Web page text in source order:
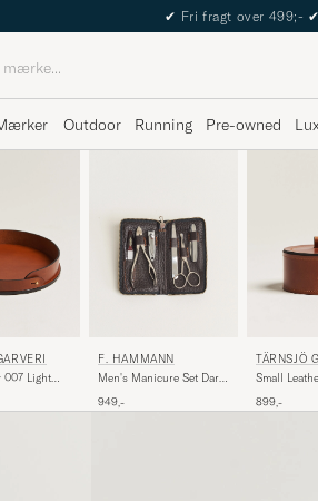
The
Outdoor Running Pre-owned
007 Light
F. HAMMANN
Men's Manicure Set Dark
949,-
TÄRNSJÖ
Small
899,-